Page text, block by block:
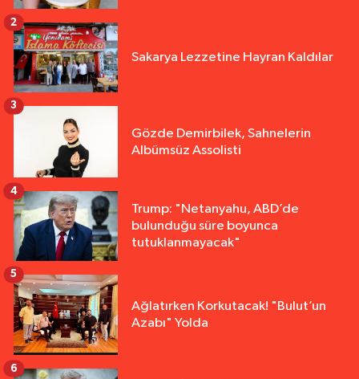
Sakarya Lezzetine Hayran Kaldılar
2
Gözde Demirbilek, Sahnelerin
Albümsüz Assolisti
3
Trump: "Netanyahu, ABD’de
bulunduğu süre boyunca
tutuklanmayacak"
4
Ağlatırken Korkutacak! "Bulut’un
Azabı" Yolda
5
6